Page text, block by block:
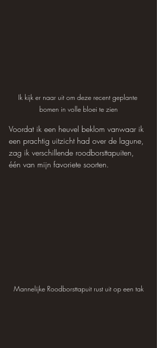
Ik kijk er naar uit om deze recent geplante
bomen in volle bloei te zien
Voordat ik een heuvel beklom vanwaar ik
een prachtig uitzicht had over de lagune,
zag ik verschillende roodborsttapuiten,
één van mijn favoriete soorten.
Mannelijke Roodborsttapuit rust uit op een tak